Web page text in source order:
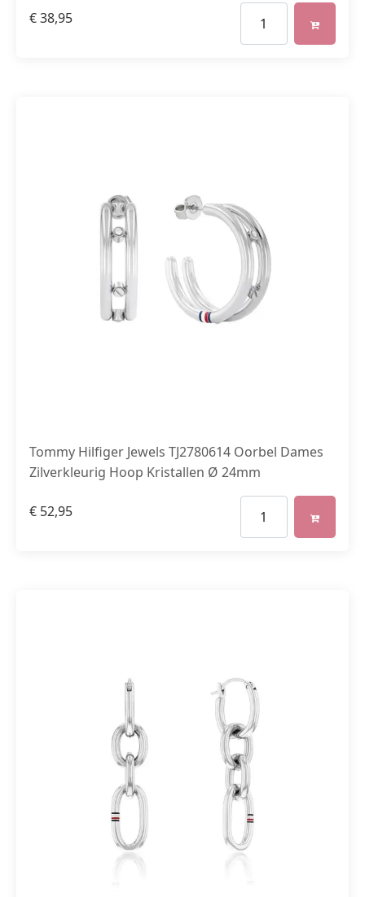
€38,95
Tommy Hilfiger Jewels TJ2780614 Oorbel Dames
Zilverkleurig Hoop Kristallen Ø 24mm
€ 52,95